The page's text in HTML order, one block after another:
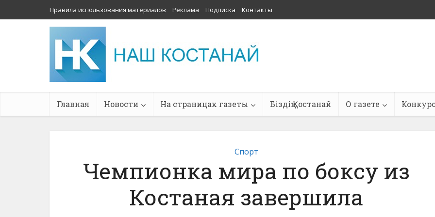
Правила использования материалов Реклама Подписка Контакты
Главная Новости На страницах газеты Біздің Қостанай О газете
Спорт
Чемпионка мира по боксу из
Костаная завершила